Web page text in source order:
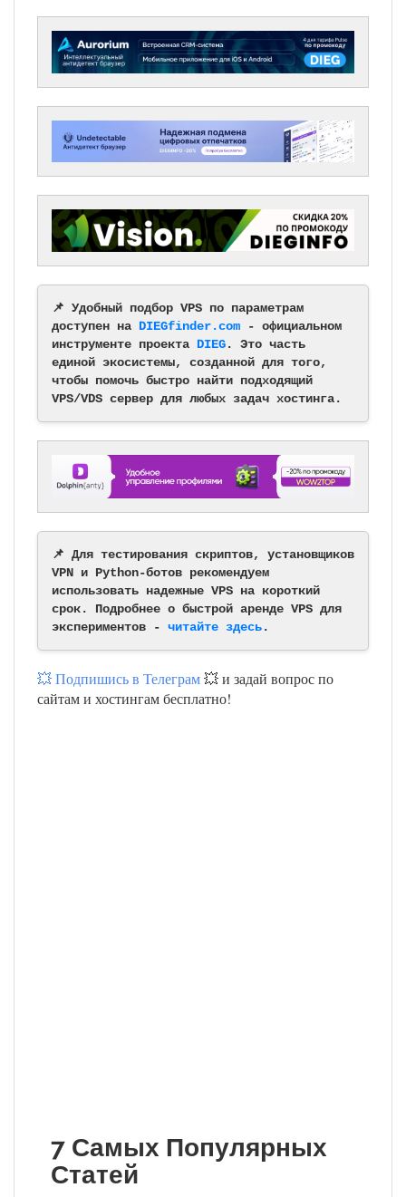
📌 Удобный подбор VPS по параметрам
доступен на DIEGfinder.com - официальном
инструменте проекта DIEG. Это часть
единой экосистемы, созданной для того,
чтобы помочь быстро найти подходящий
VPS/VDS сервер для любых задач хостинга.
📌 Для тестирования скриптов, установщиков
VPN и Python-ботов рекомендуем
использовать надежные VPS на короткий
срок. Подробнее о быстрой аренде VPS для
экспериментов - читайте здесь.
💥 Подпишись в Телеграм💥 и задай вопрос по
сайтам и хостингам бесплатно!
7 Самых Популярных
Статей